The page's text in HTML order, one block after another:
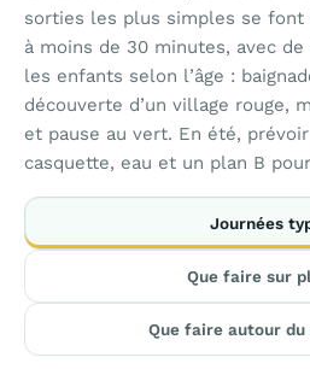
sorties les plus simples se font
à moins de 30 minutes, avec
les enfants selon l’âge :
découverte d’un village rouge,
et pause au vert. En été,
casquette, eau et un plan B
Journées
Que faire sur
Que faire autour du